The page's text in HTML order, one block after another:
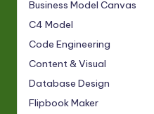
Business Model Canvas
C4 Model
Code Engineering
Content & Visual
Database Design
Flipbook Maker